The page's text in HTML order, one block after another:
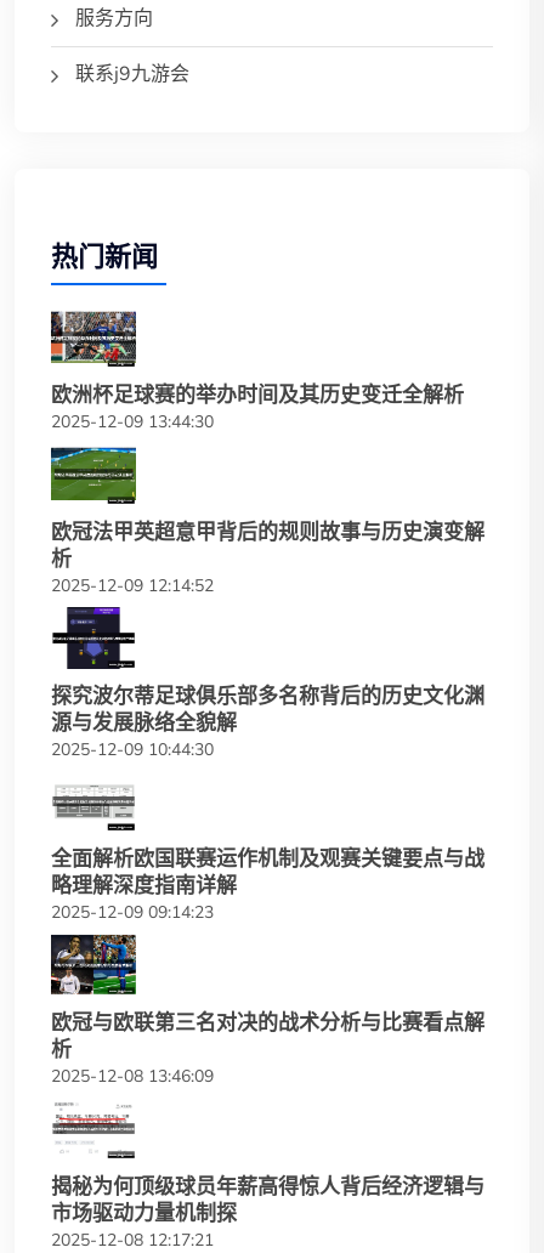
服务方向
联系j9九游会
热门新闻
欧洲杯足球赛的举办时间及其历史变迁全解析
2025-12-09 13:44:30
欧冠法甲英超意甲背后的规则故事与历史演变解
析
2025-12-09 12:14:52
探究波尔蒂足球俱乐部多名称背后的历史文化渊
源与发展脉络全貌解
2025-12-09 10:44:30
全面解析欧国联赛运作机制及观赛关键要点与战
略理解深度指南详解
2025-12-09 09:14:23
欧冠与欧联第三名对决的战术分析与比赛看点解
析
2025-12-08 13:46:09
揭秘为何顶级球员年薪高得惊人背后经济逻辑与
市场驱动力量机制探
2025-12-08 12:17:21